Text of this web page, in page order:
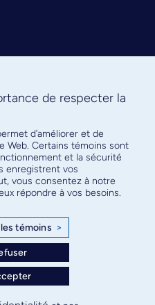
infolettre
facultaire
de respecter la
d’améliorer et de
Web. Certains témoins sont
et la sécurité
enregistrent vos
vous consentez à notre
répondre à vos besoins.
témoins >